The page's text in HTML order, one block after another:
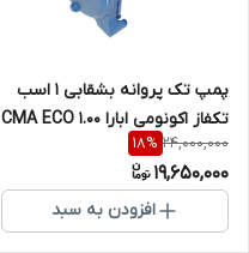
پمپ تک پروانه بشقابی 1 اسب
تکفاز اکونومی ابارا CMA ECO 1.00
M(L)
24,000,000
18%
19,650,000
افزودن به سبد